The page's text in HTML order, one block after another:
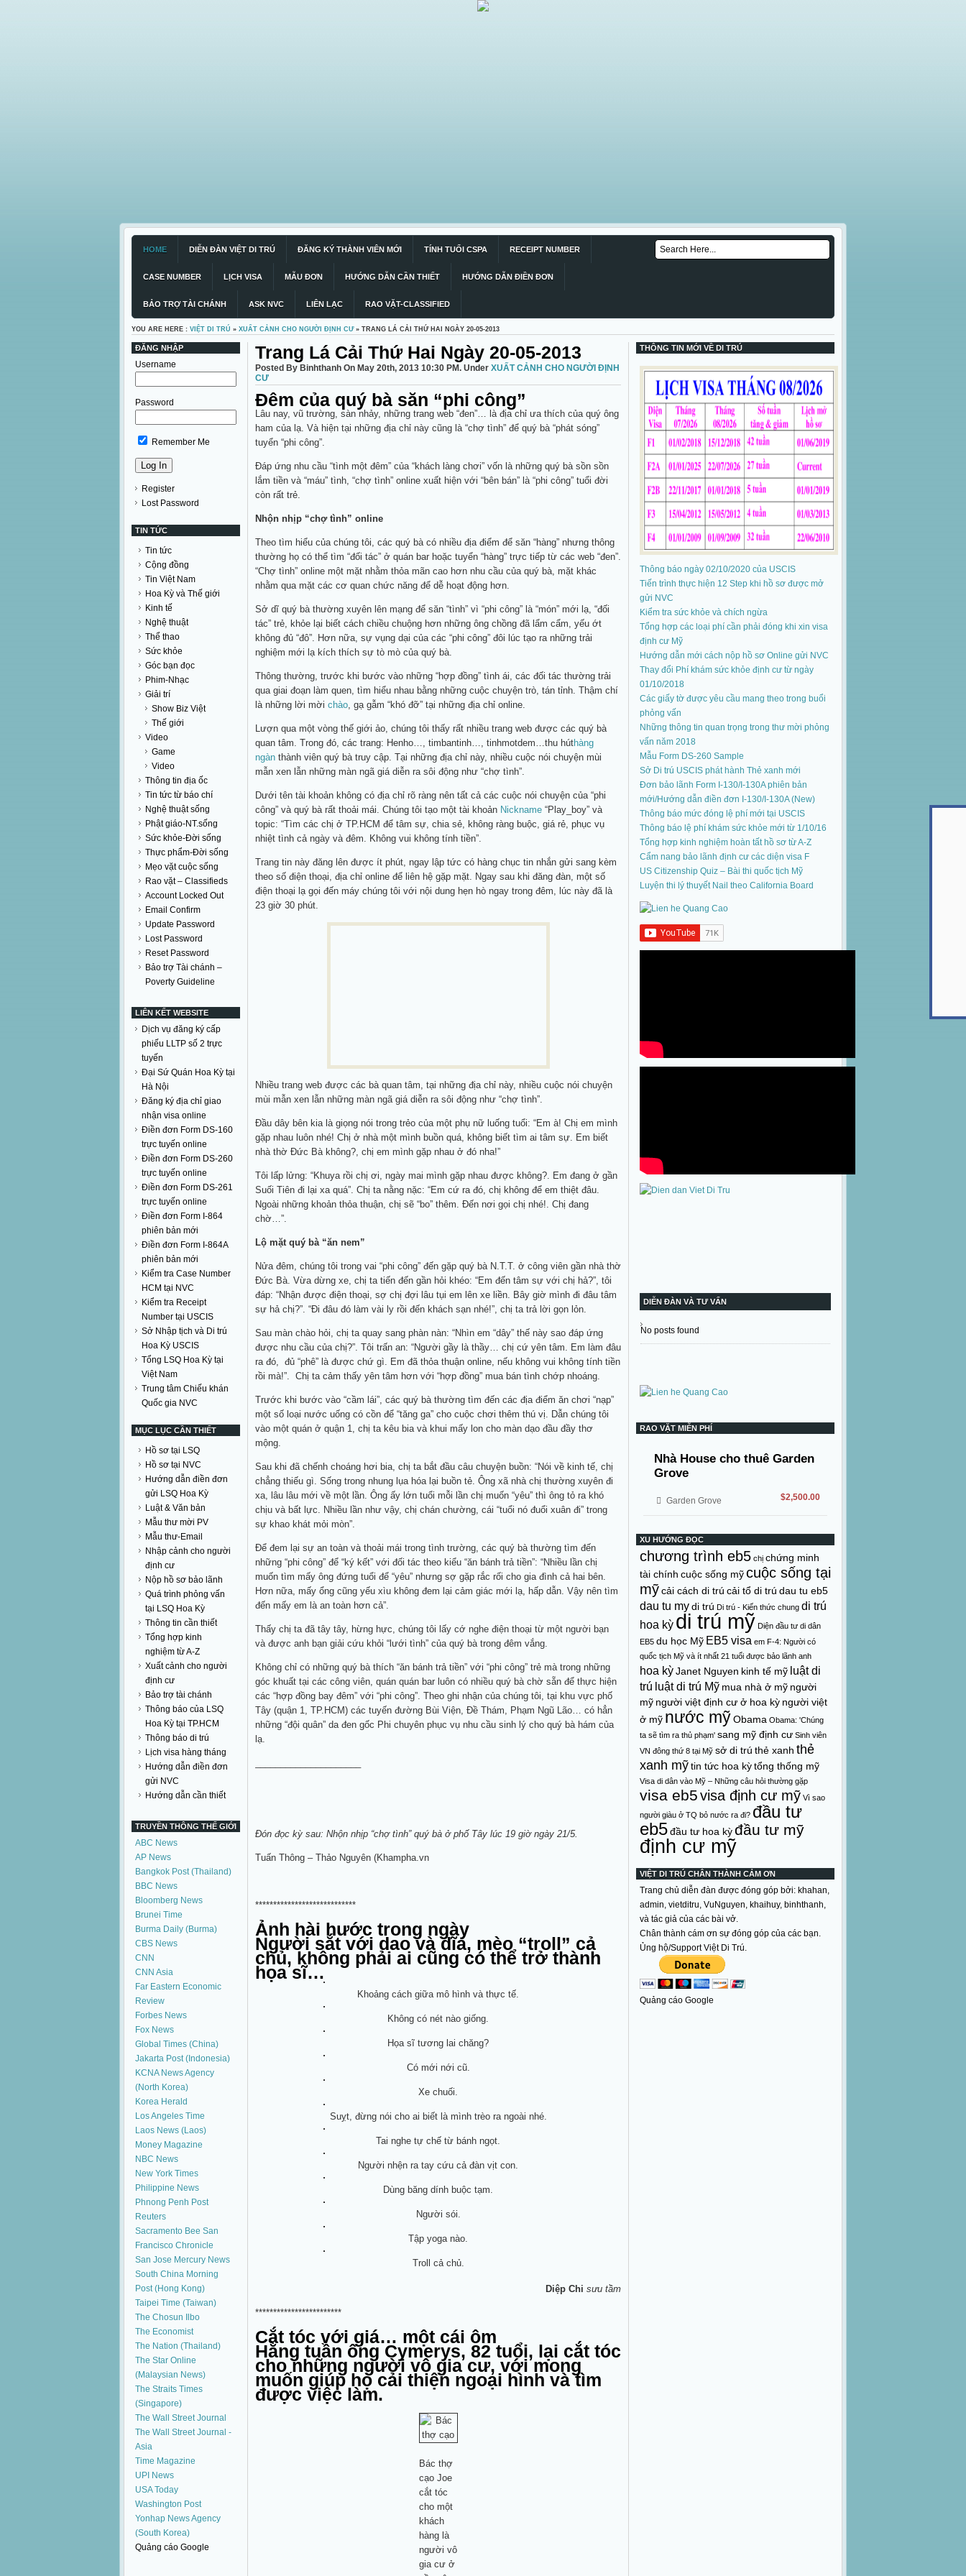
HOME DIỄN ĐÀN VIỆT DI TRÚ ĐĂNG KÝ THÀNH VIÊN MỚI TÍNH TUỔI CSPA RECEIPT NUMBER
CASE NUMBER LỊCH VISA MẪU ĐƠN HƯỚNG DẪN CẦN THIẾT HƯỚNG DẪN ĐIỀN ĐƠN
BẢO TRỢ TÀI CHÁNH ASK NVC LIÊN LẠC RAO VẶT-CLASSIFIED
YOU ARE HERE : VIỆT DI TRÚ » XUẤT CẢNH CHO NGƯỜI ĐỊNH CƯ» TRANG LÁ CẢI THỨ HAI NGÀY 20-05-2013
ĐĂNG NHẬP
Username
Password
Remember Me
Register
Lost Password
TIN TỨC
Tin tức
Cộng đồng
Tin Việt Nam
Hoa Kỳ và Thế giới
Kinh tế
Nghệ thuật
Thể thao
Sức khỏe
Góc bạn đọc
Phim-Nhạc
Giải trí
Show Biz Việt
Thế giới
Video
Game
Video
Thông tin địa ốc
Tin tức từ báo chí
Nghệ thuật sống
Phật giáo-NT.sống
Sức khỏe-Đời sống
Thực phẩm-Đời sống
Mẹo vặt cuộc sống
Rao vặt – Classifieds
Account Locked Out
Email Confirm
Update Password
Lost Password
Reset Password
Bảo trợ Tài chánh –
Poverty Guideline
LIÊN KẾT WEBSITE
Dịch vụ đăng ký cấp
phiếu LLTP số 2 trực
tuyến
Đại Sứ Quán Hoa Kỳ tại
Hà Nội
Đăng ký địa chỉ giao
nhận visa online
Điền đơn Form DS-160
trực tuyến online
Điền đơn Form DS-260
trực tuyến online
Điền đơn Form DS-261
trực tuyến online
Điền đơn Form I-864
phiên bản mới
Điền đơn Form I-864A
phiên bản mới
Kiểm tra Case Number
HCM tại NVC
Kiểm tra Receipt
Number tại USCIS
Sở Nhập tịch và Di trú
Hoa Kỳ USCIS
Tổng LSQ Hoa Kỳ tại
Việt Nam
Trung tâm Chiếu khán
Quốc gia NVC
MỤC LỤC CẦN THIẾT
Hồ sơ tại LSQ
Hồ sơ tại NVC
Hướng dẫn điền đơn
gửi LSQ Hoa Kỳ
Luật & Văn bản
Mẫu thư mời PV
Mẫu thư-Email
Nhập cảnh cho người
định cư
Nộp hồ sơ bảo lãnh
Quá trình phỏng vấn
tại LSQ Hoa Kỳ
Thông tin cần thiết
Tổng hợp kinh
nghiệm từ A-Z
Xuất cảnh cho người
định cư
Bảo trợ tài chánh
Thông báo của LSQ
Hoa Kỳ tại TP.HCM
Thông báo di trú
Lịch visa hàng tháng
Hướng dẫn điền đơn
gửi NVC
Hướng dẫn cần thiết
TRUYỀN THÔNG THẾ GIỚI
ABC News
AP News
Bangkok Post (Thailand)
BBC News
Bloomberg News
Brunei Time
Burma Daily (Burma)
CBS News
CNN
CNN Asia
Far Eastern Economic
Review
Forbes News
Fox News
Global Times (China)
Jakarta Post (Indonesia)
KCNA News Agency
(North Korea)
Korea Herald
Los Angeles Time
Laos News (Laos)
Money Magazine
NBC News
New York Times
Philippine News
Phnong Penh Post
Reuters
Sacramento Bee San
Francisco Chronicle
San Jose Mercury News
South China Morning
Post (Hong Kong)
Taipei Time (Taiwan)
The Chosun Ilbo
The Economist
The Nation (Thailand)
The Star Online
(Malaysian News)
The Straits Times
(Singapore)
The Wall Street Journal
The Wall Street Journal -
Asia
Time Magazine
UPI News
USA Today
Washington Post
Yonhap News Agency
(South Korea)
Quảng cáo Google
Trang Lá Cải Thứ Hai Ngày 20-05-2013
Posted By Binhthanh On May 20th, 2013 10:30 PM. Under XUẤT CẢNH CHO NGƯỜI ĐỊNH
CƯ
Đêm của quý bà săn “phi công”
Lâu nay, vũ trường, sàn nhảy, những trang web “đen”… là địa chỉ ưa thích của quý ông
ham của lạ. Và hiện tại những địa chỉ này cũng là “chợ tình” để quý bà “phát sóng”
tuyển “phi công”.
Đáp ứng nhu cầu “tình một đêm” của “khách làng chơi” vốn là những quý bà sồn sồn
lắm tiền và “máu” tình, “chợ tình” online xuất hiện với “bên bán” là “phi công” tuổi đời
còn rất trẻ.
Nhộn nhịp “chợ tình” online
Theo tìm hiểu của chúng tôi, các quý bà có nhiều địa điểm để săn “hàng” nhưng thông
thường họ có thể tìm “đối tác” ở quán bar hoặc tuyển “hàng” trực tiếp từ các web “đen”.
“Chợ tình” online một mặt nhằm thỏa mãn cao hơn nhu cầu của quý bà, mặt khác
nhằm qua mặt các cơ quan chức năng để dễ hoạt động hơn.
Sở dĩ quý bà thường xuyên lên mạng để săn “tình” vì “phi công” là “món” mới lạ, “đối
tác” trẻ, khỏe lại biết cách chiều chuộng hơn những ông chồng đã lẩm cẩm, yếu ớt
không đủ “đô”. Hơn nữa, sự vụng dại của các “phi công” đôi lúc tạo ra những trải
nghiệm mới lạ kích thích sự tò mò của quý bà.
Thông thường, trước khi bước vào những “hợp đồng” tình ái, các đối tác thường trải
qua giai đoạn làm quen, tìm hiểu nhau bằng những cuộc chuyện trò, tán tỉnh. Thậm chí
là những lời mời chào, gạ gẫm “khó đỡ” tại những địa chỉ online.
Lượn qua một vòng thế giới ảo, chúng tôi thấy rất nhiều trang web được các quý bà
quan tâm. Trong đó, các trang: Henho…, timbantinh…, tinhmotdem…thu húthàng
ngàn thành viên quý bà truy cập. Tại những địa chỉ này, nhiều cuộc nói chuyện mùi
mẫn xen lẫn những màn ngã giá diễn ra sôi động như “chợ tình”.
Dưới tên tài khoản không có địa chỉ rõ ràng nên tất cả các cuộc nói chuyện của “phi
công” và quý bà rất thoải mái. Chúng tôi tạo một tài khoản Nickname “Play_boy” và
topic: “Tìm các chị ở TP.HCM để tâm sự, chia sẻ, không ràng buộc, giá rẻ, phục vụ
nhiệt tình cả ngày và đêm. Không vui không tính tiền”.
Trang tin này đăng lên được ít phút, ngay lập tức có hàng chục tin nhắn gửi sang kèm
theo số điện thoại, địa chỉ online để liên hệ gặp mặt. Ngay sau khi đăng đàn, một số
điện thoại lạ gọi đến máy chúng tôi với nội dung hẹn hò ngay trong đêm, lúc này đã là
23 giờ 30 phút.
Nhiều trang web được các bà quan tâm, tại những địa chỉ này, nhiều cuộc nói chuyện
mùi mẫn xen lẫn những màn ngã giá diễn ra sôi động như “chợ tình”.
Đầu dây bên kia là giọng nói trong trẻo của một phụ nữ luống tuổi: “Em à! Chị em mình
gặp nhau luôn nhé! Chị ở nhà một mình buồn quá, không biết tìm ai tâm sự. Em biết
nhà thờ Đức Bà không?, chị em mình gặp nhau ở đó nha!”
Tôi lấp lửng: “Khuya rồi chị ơi, ngày mai mình gặp nhau được không?. Em đang ở gần
Suối Tiên đi lại xa quá”. Chị ta nằng nặc: “Em cứ ra đó, chị không để em thiệt đâu.
Ngoài những khoản thỏa thuận, chị sẽ “bo” thêm. Đến nơi gọi chị nhé!. Chị đang
chờ…”.
Lộ mặt quý bà “ăn nem”
Nửa đêm, chúng tôi trong vai “phi công” đến gặp quý bà N.T.T. ở công viên gần nhà thờ
Đức Bà. Vừa dừng xe, chị ta tiến đến gần hỏi khéo: “Em đến tâm sự với chị hả?”, tôi
đáp: “Nhận được điện thoại, sợ chị đợi lâu tụi em lên xe liền. Bây giờ mình đi đâu tâm
sự hả chị?”. “Đi đâu đó làm vài ly rồi đến khách sạn nhé!”, chị ta trả lời gọn lỏn.
Sau màn chào hỏi, chị ta quay sang phàn nàn: “Nhìn em “dây” thế này sao đáp ứng
được nhu cầu của chị?”. Tôi trấn an: “Người gầy là thầy… chị cứ yên tâm. Em làm đâu
ra đó, đủ “phê” là được chứ gì. Em đã thỏa thuận online, nếu không vui không tính tiền
rồi mà!”. Chị ta cảm thấy yên tâm hơn với “hợp đồng” mua bán tình chớp nhoáng.
Trước khi bước vào “cầm lái”, các quý bà thường tìm đến các địa điểm ăn chơi “nạp”
một số loại nước uống có cồn để “tăng ga” cho cuộc chơi thêm thú vị. Dẫn chúng tôi
vào một quán ở quận 1, chị ta kêu bia và khui mấy lon cho màn dạo đầu đầy thơ
mộng.
Sau khi đã chếnh choáng hơi bia, chị ta bắt đầu câu chuyện buồn: “Nói về kinh tế, chị
chẳng thiếu gì. Sống trong nhung lụa hóa lại buồn tẻ. Ông xã nhà chị thường xuyên đi
xa, lâu lâu mới về một lần. Ông ấy lớn tuổi mỗi lần chị muốn “yêu” thì ông tỏ ra khó
chịu và bất lực. Nhiều lần như vậy, chị chán chường, cái “tuổi nó đuổi xuân đi” trong
sự khao khát mỏi mòn”.
Để đem lại sự an toàn và thoải mái trong tình trường, các quý bà thường tìm đến
những “phi công” để “ký kết” với đối tác theo kiểu “ăn bánh trả tiền”: “Nhiều lần chị
muốn tìm mấy ông đứng tuổi để “yêu” nhưng sợ gặp rắc rối cho gia đình cả hai bên.
Hơn nữa, mấy ổng cũng yếu xìu không đem lại cảm giác mới lạ, hấp dẫn. Vậy nên tìm
đến mấy em là an toàn hơn cả”.
Thấy chị ta đã tây tây, hừng hực, chúng tôi lấy cớ nghe điện thoại từ một người bạn
và được anh bạn giải cứu khỏi “lưới tình” của quý bà trong đêm vắng.
Không chỉ có những quý bà thích “ăn bánh trả tiền” với “phi công” trẻ mà trong những
góc khuất tại các công viên, quán quán bar luôn có nhiều quý bà chờ sẵn để thực hiện
các “hợp đồng bay đêm” với “phi công”. Theo ghi nhận của chúng tôi, tại khu vực phố
Tây (quận 1, TP.HCM) các tuyến đường Bùi Viện, Đề Thám, Phạm Ngũ Lão… có hẳn
những “đội quân” da đen gốc Phi chuyên phục vụ nhu cầu sinh lý cho quý bà hám của
lạ.
Đón đọc kỳ sau: Nhộn nhịp “chợ tình” quý bà ở phố Tây lúc 19 giờ ngày 21/5.
Tuấn Thông – Thảo Nguyên (Khampha.vn
****************************
Ảnh hài hước trong ngày
Người sắt với dao và dĩa, mèo “troll” cả
chủ, không phải ai cũng có thể trở thành
họa sĩ…
Khoảng cách giữa mô hình và thực tế.
Không có nét nào giống.
Họa sĩ tương lai chăng?
Có mới nới cũ.
Xe chuối.
Suỵt, đừng nói cho ai biết là mình trèo ra ngoài nhé.
Tai nghe tự chế từ bánh ngọt.
Người nhện ra tay cứu cả đàn vịt con.
Dùng băng dính buộc tạm.
Người sói.
Tập yoga nào.
Troll cả chủ.
Diệp Chi sưu tầm
************************
Cắt tóc với giá… một cái ôm
Hằng tuần ông Cymerys, 82 tuổi, lại cắt tóc
cho những người vô gia cư, với mong
muốn giúp họ cải thiện ngoại hình và tìm
được việc làm.
Bác thợ
cạo Joe
cắt tóc
cho một
khách
hàng là
người vô
gia cư ở
THÔNG TIN MỚI VỀ DI TRÚ
Thông báo ngày 02/10/2020 của USCIS
Tiến trình thực hiện 12 Step khi hồ sơ được mở
gửi NVC
Kiểm tra sức khỏe và chích ngừa
Tổng hợp các loại phí cần phải đóng khi xin visa
định cư Mỹ
Hướng dẫn mới cách nộp hồ sơ Online gửi NVC
Thay đổi Phí khám sức khỏe định cư từ ngày
01/10/2018
Các giấy tờ được yêu cầu mang theo trong buổi
phỏng vấn
Những thông tin quan trọng trong thư mời phỏng
vấn năm 2018
Mẫu Form DS-260 Sample
Sở Di trú USCIS phát hành Thẻ xanh mới
Đơn bảo lãnh Form I-130/I-130A phiên bản
mới/Hướng dẫn điền đơn I-130/I-130A (New)
Thông báo mức đóng lệ phí mới tại USCIS
Thông báo lệ phí khám sức khỏe mới từ 1/10/16
Tổng hợp kinh nghiệm hoàn tất hồ sơ từ A-Z
Cẩm nang bảo lãnh định cư các diện visa F
US Citizenship Quiz – Bài thi quốc tịch Mỹ
Luyện thi lý thuyết Nail theo California Board
DIỄN ĐÀN VÀ TƯ VẤN
No posts found
RAO VẶT MIỄN PHÍ
Nhà House cho thuê Garden
Grove
Garden Grove $2,500.00
XU HƯỚNG ĐỌC
chương trình eb5 chị chứng minh
tài chính cuộc sống mỹcuộc sống tại
mỹcải cách di trú cải tổ di trú dau tu eb5
dau tu mydi trú Di trú - Kiến thức chung di trú
hoa kỳ di trú mỹ Diện đầu tư di dân
EB5 du học Mỹ EB5 visa em F-4: Người có
quốc tịch Mỹ và ít nhất 21 tuổi được bảo lãnh anh
hoa kỳJanet Nguyen kinh tế mỹ luật di
trú luật di trú Mỹ mua nhà ở mỹ người
mỹ người việt định cư ở hoa kỳ người việt
ở mỹ nước mỹObama Obama: 'Chúng
ta sẽ tìm ra thủ phạm' sang mỹ định cư Sinh viên
VN đông thứ 8 tại Mỹ sở di trú thẻ xanh thẻ
xanh mỹtin tức hoa kỳtổng thống mỹ
Visa di dân vào Mỹ – Những câu hỏi thường gặp
visa eb5visa định cư mỹ Vì sao
người giàu ở TQ bỏ nước ra đi? đầu tư
eb5đầu tư hoa kỳđầu tư mỹ
định cư mỹ
VIỆT DI TRÚ CHÂN THÀNH CẢM ƠN
Trang chủ diễn đàn được đóng góp bởi: khahan,
admin, vietditru, VuNguyen, khaihuy, binhthanh,
và tác giả của các bài vở.
Chân thành cám ơn sự đóng góp của các bạn.
Ủng hộ/Support Việt Di Trú.
Quảng cáo Google